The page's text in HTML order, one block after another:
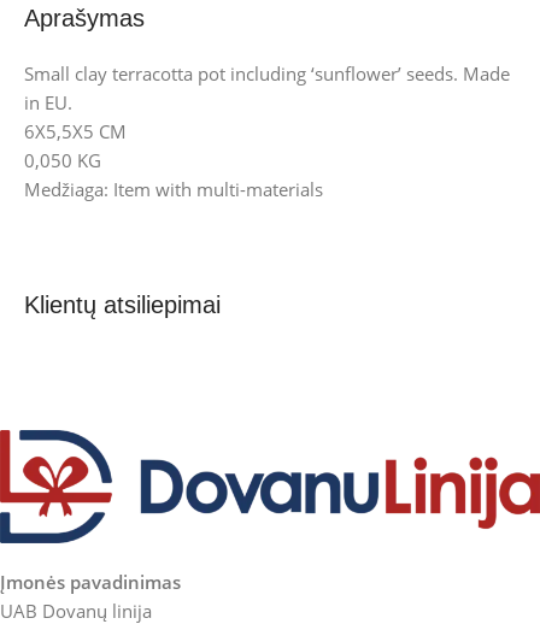
Aprašymas
Small clay terracotta pot including ‘sunflower’ seeds. Made
in EU.
6X5,5X5 CM
0,050 KG
Medžiaga: Item with multi-materials
Klientų atsiliepimai
Įmonės pavadinimas
UAB Dovanų linija